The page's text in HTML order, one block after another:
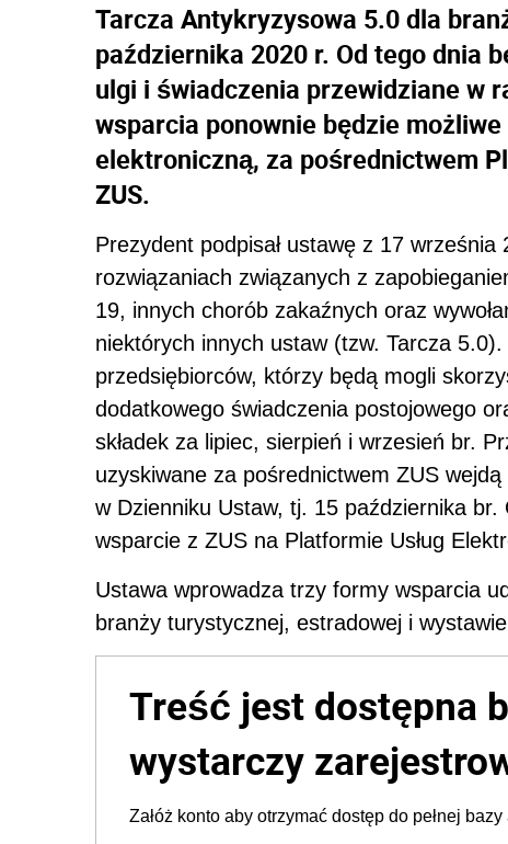
Tarcza Antykryzysowa 5.0 dla
października 2020 r. Od tego dnia
ulgi i świadczenia przewidziane w
wsparcia ponownie będzie
elektroniczną, za pośrednictwem
ZUS.
Prezydent podpisał ustawę z 17
rozwiązaniach związanych z
19, innych chorób zakaźnych oraz
niektórych innych ustaw (tzw. Tarcza
przedsiębiorców, którzy będą mogli
dodatkowego świadczenia postojowego
składek za lipiec, sierpień i wrzesień br.
uzyskiwane za pośrednictwem ZUS
w Dzienniku Ustaw, tj. 15 października
wsparcie z ZUS na Platformie Usług
Ustawa wprowadza trzy formy wsparcia
branży turystycznej, estradowej i
Treść jest dostępna
wystarczy
Załóż konto aby otrzymać dostęp do pełnej